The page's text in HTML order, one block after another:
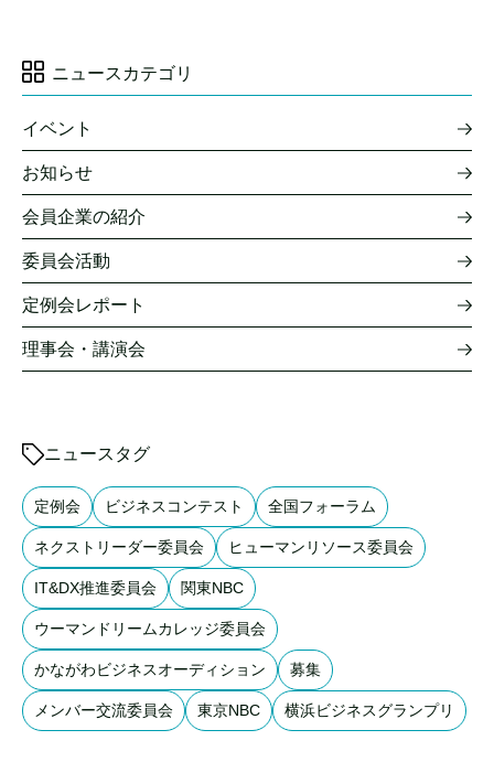
ニュースカテゴリ
イベント
お知らせ
会員企業の紹介
委員会活動
定例会レポート
理事会・講演会
ニュースタグ
定例会 ビジネスコンテスト 全国フォーラム
ネクストリーダー委員会 ヒューマンリソース委員会
IT&DX推進委員会 関東NBC
ウーマンドリームカレッジ委員会
かながわビジネスオーディション 募集
メンバー交流委員会 東京NBC 横浜ビジネスグランプリ